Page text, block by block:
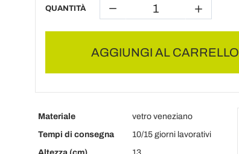
QUANTITÀ
AGGIUNGI AL CARRELLO
Materiale
vetro veneziano
Tempi di consegna
10/15 giorni lavorativi